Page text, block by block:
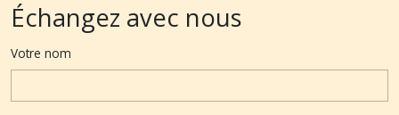
Échangez avec nous
Votre nom